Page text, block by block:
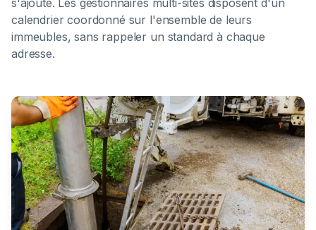
calendrier coordonné sur l'ensemble de leurs
immeubles, sans rappeler un standard à chaque
adresse.